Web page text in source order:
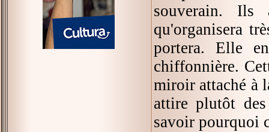
souverain. Ils
qu'organisera
portera. Elle
chiffonnière.
miroir attaché à
attire plutôt
savoir pourquoi